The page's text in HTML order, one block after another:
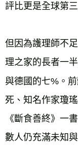
評比更是全球第
但因為護理師不
理之家的長者一
與德國的七%。
死、知名作家瓊
《斷食善終》一
數人仍充滿未知與